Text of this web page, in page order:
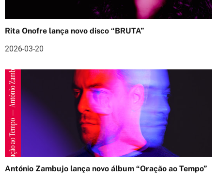
d
r
t
g
o
s
Rita Onofre lança novo disco “BRUTA”
2026-03-20
António Zambujo lança novo álbum “Oração ao Tempo”